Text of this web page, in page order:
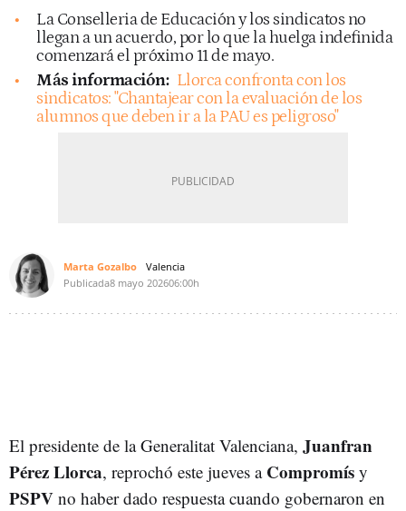
La Conselleria de Educación y los sindicatos no
llegan a un acuerdo, por lo que la huelga indefinida
comenzará el próximo 11 de mayo.
Más información: Llorca confronta con los
sindicatos: "Chantajear con la evaluación de los
alumnos que deben ir a la PAU es peligroso"
Marta Gozalbo
Valencia
Publicada8 mayo 202606:00h
El presidente de la Generalitat Valenciana, Juanfran
Pérez Llorca, reprochó este jueves a Compromís y
PSPV no haber dado respuesta cuando gobernaron en